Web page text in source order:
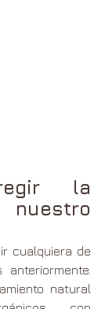
la
cualquiera de
natural